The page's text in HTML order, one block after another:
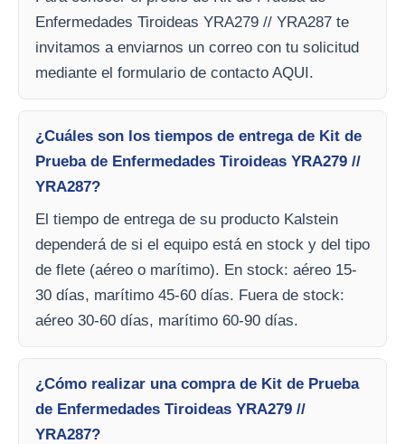
Enfermedades Tiroideas YRA279 // YRA287 te
invitamos a enviarnos un correo con tu solicitud
mediante el formulario de contacto AQUI.
¿Cuáles son los tiempos de entrega de Kit de
Prueba de Enfermedades Tiroideas YRA279 //
YRA287?
El tiempo de entrega de su producto Kalstein
dependerá de si el equipo está en stock y del tipo
de flete (aéreo o marítimo). En stock: aéreo 15-
30 días, marítimo 45-60 días. Fuera de stock:
aéreo 30-60 días, marítimo 60-90 días.
¿Cómo realizar una compra de Kit de Prueba
de Enfermedades Tiroideas YRA279 //
YRA287?